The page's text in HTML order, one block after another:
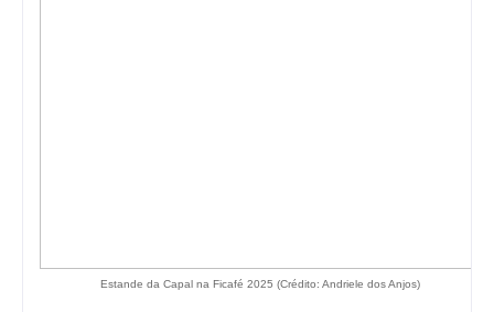
Estande da Capal na Ficafé 2025 (Crédito: Andriele dos Anjos)